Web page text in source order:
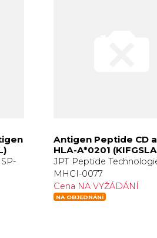
Antigen Peptide CD
HLA-A*0201
JPT Peptide
MHCI-0077
Cena NA VYŽÁDÁNÍ
NA OBJEDNÁNÍ